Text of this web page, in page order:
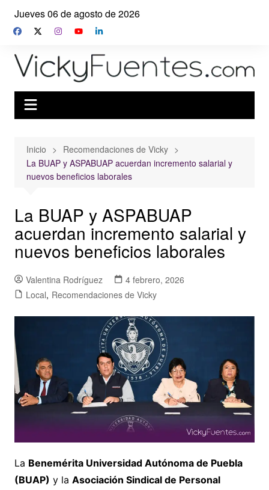
Saltar
contenido
Jueves 06 de agosto de 2026
Inicio
Recomendaciones de Vicky
La BUAP y ASPABUAP acuerdan incremento salarial y
nuevos beneficios laborales
La BUAP y ASPABUAP
acuerdan incremento salarial y
nuevos beneficios laborales
Valentina Rodríguez
4 febrero, 2026
Local, Recomendaciones de Vicky
La Benemérita Universidad Autónoma de Puebla
(BUAP) y la Asociación Sindical de Personal